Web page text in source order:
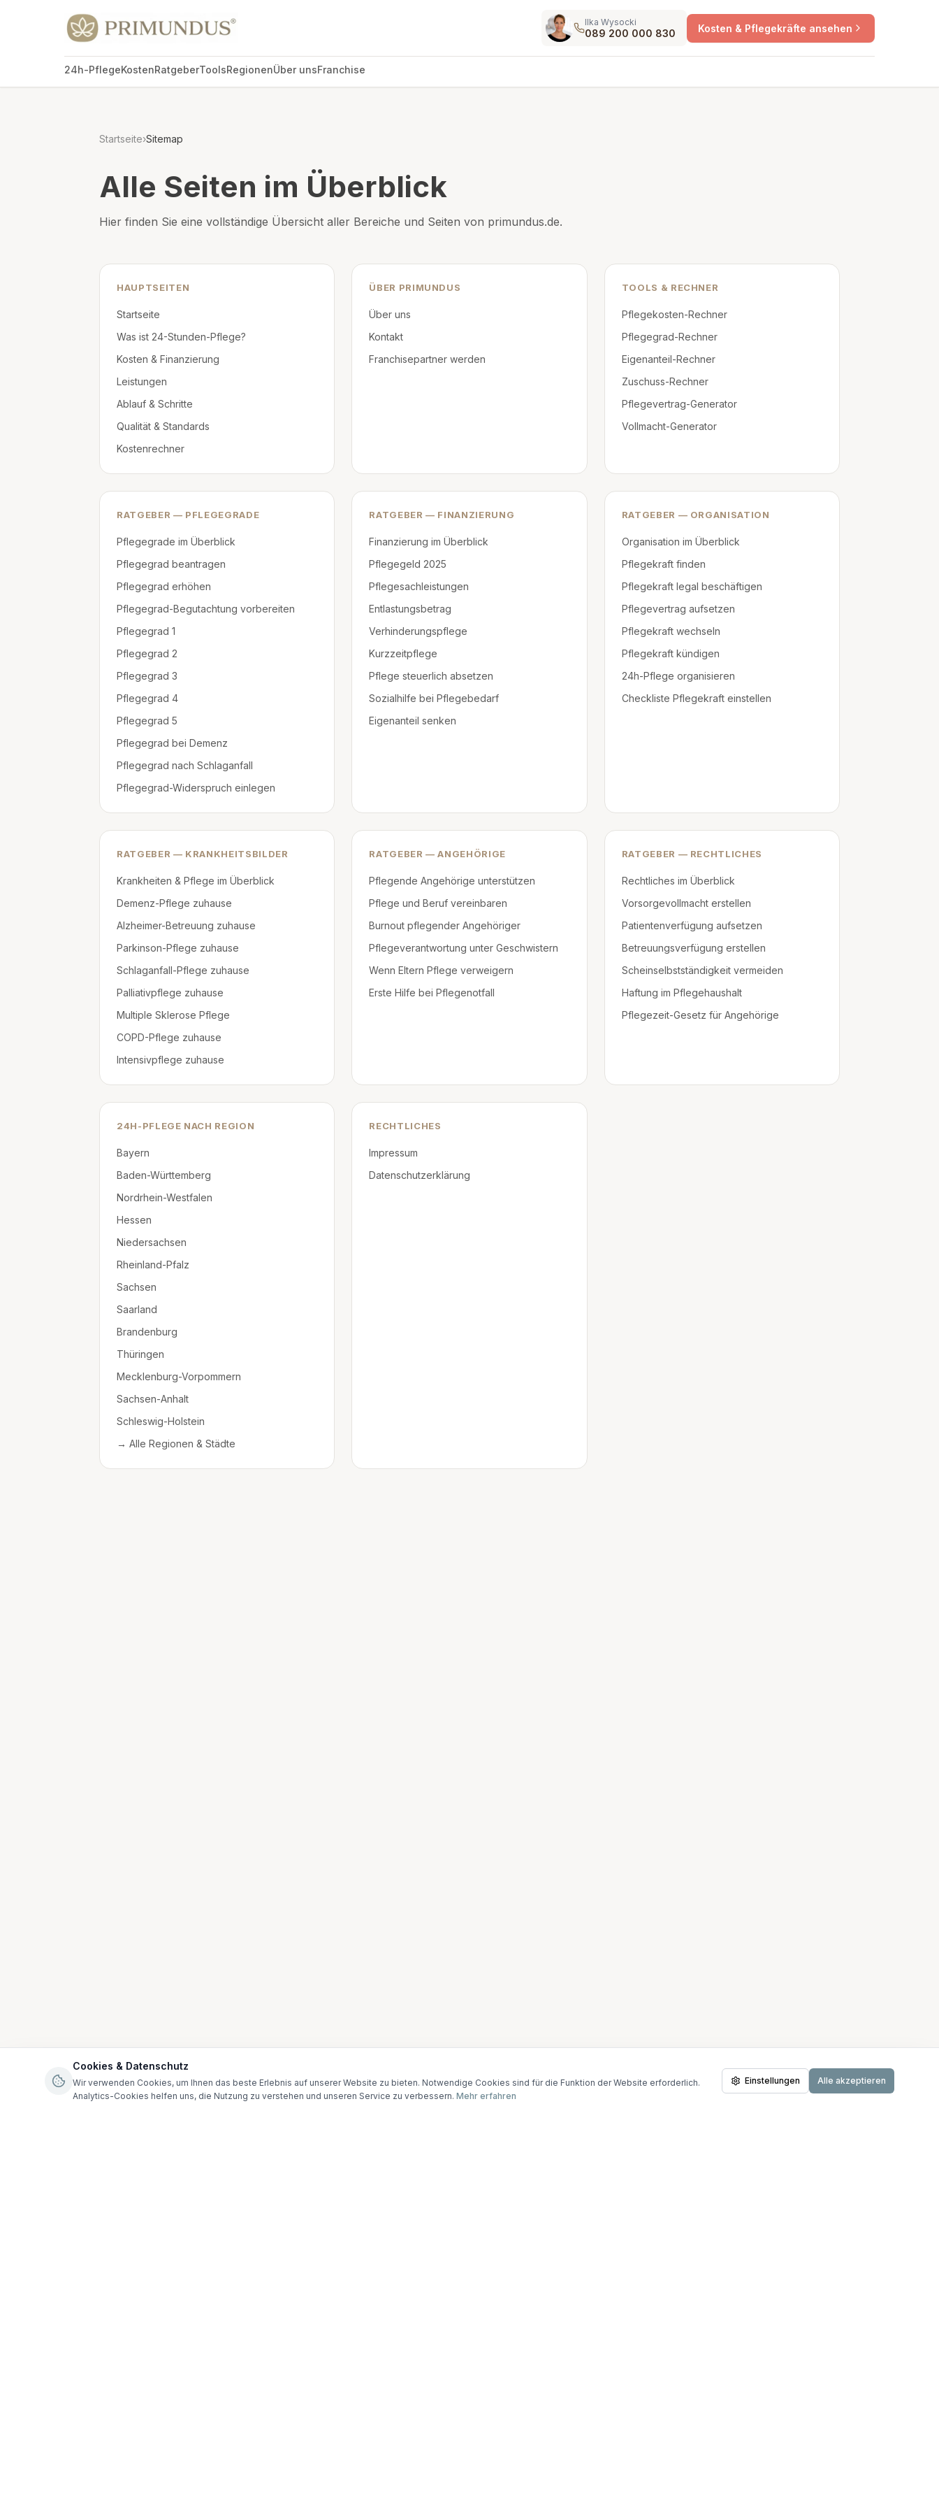
Ilka Wysocki
089 200 000 830 Kosten & Pflegekräfte ansehen
24h-PflegeKostenRatgeberToolsRegionenÜber unsFranchise
Startseite›Sitemap
Alle Seiten im Überblick
Hier finden Sie eine vollständige Übersicht aller Bereiche und Seiten von primundus.de.
HAUPTSEITEN
Startseite
Was ist 24-Stunden-Pflege?
Kosten & Finanzierung
Leistungen
Ablauf & Schritte
Qualität & Standards
Kostenrechner
ÜBER PRIMUNDUS
Über uns
Kontakt
Franchisepartner werden
TOOLS & RECHNER
Pflegekosten-Rechner
Pflegegrad-Rechner
Eigenanteil-Rechner
Zuschuss-Rechner
Pflegevertrag-Generator
Vollmacht-Generator
RATGEBER — PFLEGEGRADE
Pflegegrade im Überblick
Pflegegrad beantragen
Pflegegrad erhöhen
Pflegegrad-Begutachtung vorbereiten
Pflegegrad 1
Pflegegrad 2
Pflegegrad 3
Pflegegrad 4
Pflegegrad 5
Pflegegrad bei Demenz
Pflegegrad nach Schlaganfall
Pflegegrad-Widerspruch einlegen
RATGEBER — FINANZIERUNG
Finanzierung im Überblick
Pflegegeld 2025
Pflegesachleistungen
Entlastungsbetrag
Verhinderungspflege
Kurzzeitpflege
Pflege steuerlich absetzen
Sozialhilfe bei Pflegebedarf
Eigenanteil senken
RATGEBER — ORGANISATION
Organisation im Überblick
Pflegekraft finden
Pflegekraft legal beschäftigen
Pflegevertrag aufsetzen
Pflegekraft wechseln
Pflegekraft kündigen
24h-Pflege organisieren
Checkliste Pflegekraft einstellen
RATGEBER — KRANKHEITSBILDER
Krankheiten & Pflege im Überblick
Demenz-Pflege zuhause
Alzheimer-Betreuung zuhause
Parkinson-Pflege zuhause
Schlaganfall-Pflege zuhause
Palliativpflege zuhause
Multiple Sklerose Pflege
COPD-Pflege zuhause
Intensivpflege zuhause
RATGEBER — ANGEHÖRIGE
Pflegende Angehörige unterstützen
Pflege und Beruf vereinbaren
Burnout pflegender Angehöriger
Pflegeverantwortung unter Geschwistern
Wenn Eltern Pflege verweigern
Erste Hilfe bei Pflegenotfall
RATGEBER — RECHTLICHES
Rechtliches im Überblick
Vorsorgevollmacht erstellen
Patientenverfügung aufsetzen
Betreuungsverfügung erstellen
Scheinselbstständigkeit vermeiden
Haftung im Pflegehaushalt
Pflegezeit-Gesetz für Angehörige
24H-PFLEGE NACH REGION
Bayern
Baden-Württemberg
Nordrhein-Westfalen
Hessen
Niedersachsen
Rheinland-Pfalz
Sachsen
Saarland
Brandenburg
Thüringen
Mecklenburg-Vorpommern
Sachsen-Anhalt
Schleswig-Holstein
→ Alle Regionen & Städte
RECHTLICHES
Impressum
Datenschutzerklärung
Cookies & Datenschutz
Wir verwenden Cookies, um Ihnen das beste Erlebnis auf unserer Website zu bieten. Notwendige Cookies sind für die Funktion der Website erforderlich.
Analytics-Cookies helfen uns, die Nutzung zu verstehen und unseren Service zu verbessern. Mehr erfahren
Einstellungen Alle akzeptieren